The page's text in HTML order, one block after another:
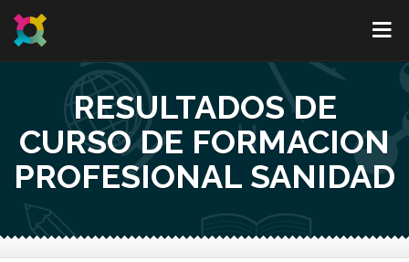
RESULTADOS DE
CURSO DE FORMACION
PROFESIONAL SANIDAD